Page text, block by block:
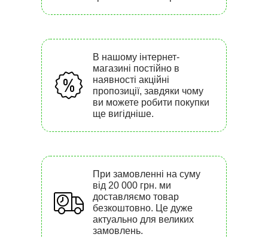
В нашому інтернет-
магазині постійно в
наявності акційні
пропозиції, завдяки чому
ви можете робити покупки
ще вигідніше.
При замовленні на суму
від 20 000 грн. ми
доставляємо товар
безкоштовно. Це дуже
актуально для великих
замовлень.